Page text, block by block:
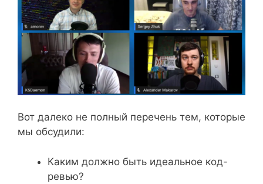
Вот далеко не полный перечень тем, которые
мы обсудили:
Каким должно быть идеальное код-
ревью?